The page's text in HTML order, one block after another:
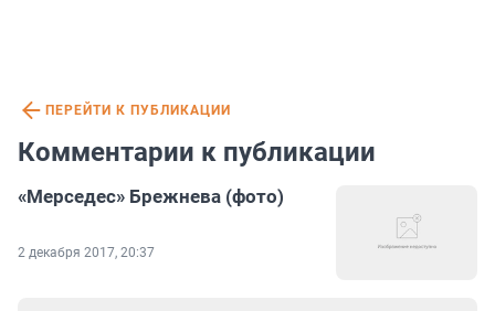
ПЕРЕЙТИ К ПУБЛИКАЦИИ
Комментарии к публикации
«Мерседес» Брежнева (фото)
2 декабря 2017, 20:37